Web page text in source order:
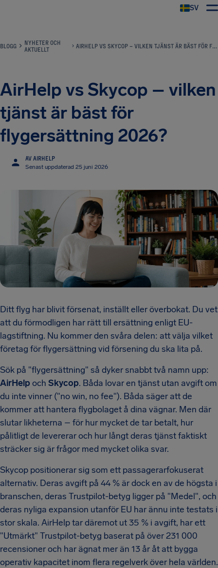
SV
BLOGG
NYHETER OCH
AKTUELLT
AIRHELP VS SKYCOP – VILKEN TJÄNST ÄR BÄST FÖR FLYGERSÄTTNING 2026?
AirHelp vs Skycop – vilken
tjänst är bäst för
flygersättning 2026?
AV AIRHELP
Senast uppdaterad 25 juni 2026
Ditt flyg har blivit försenat, inställt eller överbokat. Du vet
att du förmodligen har rätt till ersättning enligt EU-
lagstiftning. Nu kommer den svåra delen: att välja vilket
företag för flygersättning vid försening du ska lita på.
Sök på "flygersättning" så dyker snabbt två namn upp:
AirHelp och Skycop. Båda lovar en tjänst utan avgift om
du inte vinner ("no win, no fee"). Båda säger att de
kommer att hantera flygbolaget å dina vägnar. Men där
slutar likheterna – för hur mycket de tar betalt, hur
pålitligt de levererar och hur långt deras tjänst faktiskt
sträcker sig är frågor med mycket olika svar.
Skycop positionerar sig som ett passagerarfokuserat
alternativ. Deras avgift på 44 % är dock en av de högsta i
branschen, deras Trustpilot-betyg ligger på "Medel", och
deras nyliga expansion utanför EU har ännu inte testats i
stor skala. AirHelp tar däremot ut 35 % i avgift, har ett
"Utmärkt" Trustpilot-betyg baserat på över 231 000
recensioner och har ägnat mer än 13 år åt att bygga
operativ kapacitet inom flera regelverk över hela världen.